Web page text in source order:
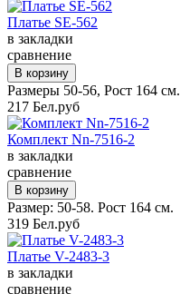
Платье SE-562
в закладки
сравнение
Размеры 50-56, Рост 164
217 Бел.руб
Комплект Nn-7516-2
в закладки
сравнение
Размер: 50-58. Рост 164
319 Бел.руб
Платье V-2483-3
в закладки
сравнение